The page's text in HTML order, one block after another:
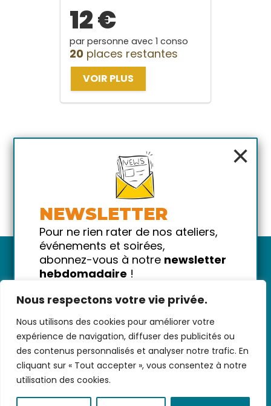
Nous respectons votre vie privée.
Nous utilisons des cookies pour améliorer votre
expérience de navigation, diffuser des publicités ou
des contenus personnalisés et analyser notre trafic. En
cliquant sur « Tout accepter », vous consentez à notre
utilisation des cookies.
12 €
par personne avec 1 conso
20 places restantes
VOIR PLUS
Nous contacter-CGV/CGU-Données
personnelles-Infos pratiques- FAQ
×
NEWSLETTER
Pour ne rien rater de nos ateliers,
événements et soirées,
abonnez-vous à notre newsletter
hebdomadaire !
!
Votre email